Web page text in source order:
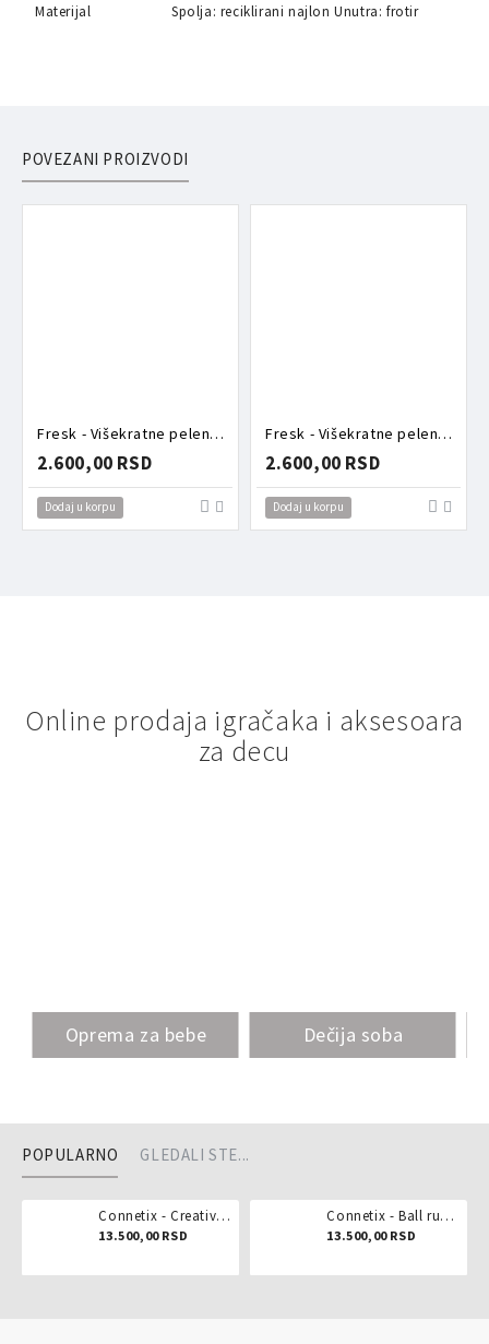
Materijal Spolja: reciklirani najlon Unutra: frotir
POVEZANI PROIZVODI
Fresk - Višekratne pelene za kupanje bobice
2.600,00 RSD
Dodaj u korpu
Fresk - Višekratne pelene za kupanje kornjače
2.600,00 RSD
Dodaj u korpu
Online prodaja igračaka i aksesoara
za decu
Oprema za bebe Dečija soba
POPULARNO GLEDALI STE...
Connetix - Creative pack 102 dela
13.500,00 RSD
Connetix - Ball run pastel 106 delova
13.500,00 RSD